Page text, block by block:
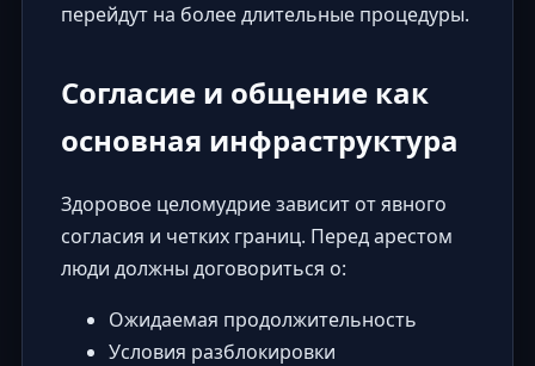
перейдут на более длительные процедуры.
Согласие и общение как
основная инфраструктура
Здоровое целомудрие зависит от явного
согласия и четких границ. Перед арестом
люди должны договориться о:
Ожидаемая продолжительность
Условия разблокировки